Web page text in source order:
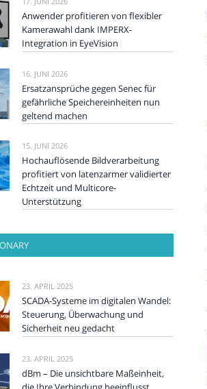
Anwender profitieren von flexibler
Kamerawahl dank IMPERX-
Integration in EyeVision
16. JUNI 2026
Ersatzansprüche gegen Senec für
gefährliche Speichereinheiten nun
geltend machen
15. JUNI 2026
Hochauflösende Bildverarbeitung
profitiert von latenzarmer validierter
Echtzeit und Multicore-
Unterstützung
23. APRIL 2025
SCADA-Systeme im digitalen Wandel:
Steuerung, Überwachung und
Sicherheit neu gedacht
23. APRIL 2025
dBm – Die unsichtbare Maßeinheit,